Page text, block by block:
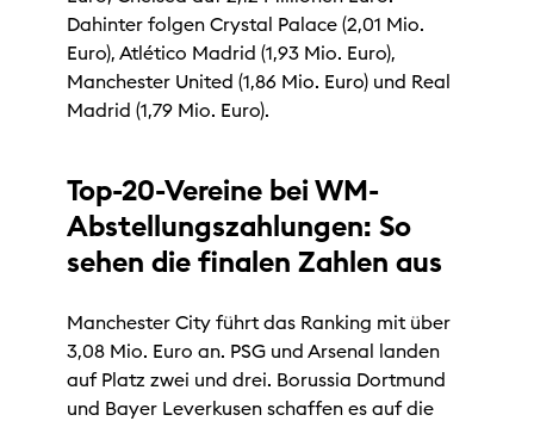
Dahinter folgen Crystal Palace (2,01 Mio.
Euro), Atlético Madrid (1,93 Mio. Euro),
Manchester United (1,86 Mio. Euro) und Real
Madrid (1,79 Mio. Euro).
Top-20-Vereine bei WM-
Abstellungszahlungen: So
sehen die finalen Zahlen aus
Manchester City führt das Ranking mit über
3,08 Mio. Euro an. PSG und Arsenal landen
auf Platz zwei und drei. Borussia Dortmund
und Bayer Leverkusen schaffen es auf die